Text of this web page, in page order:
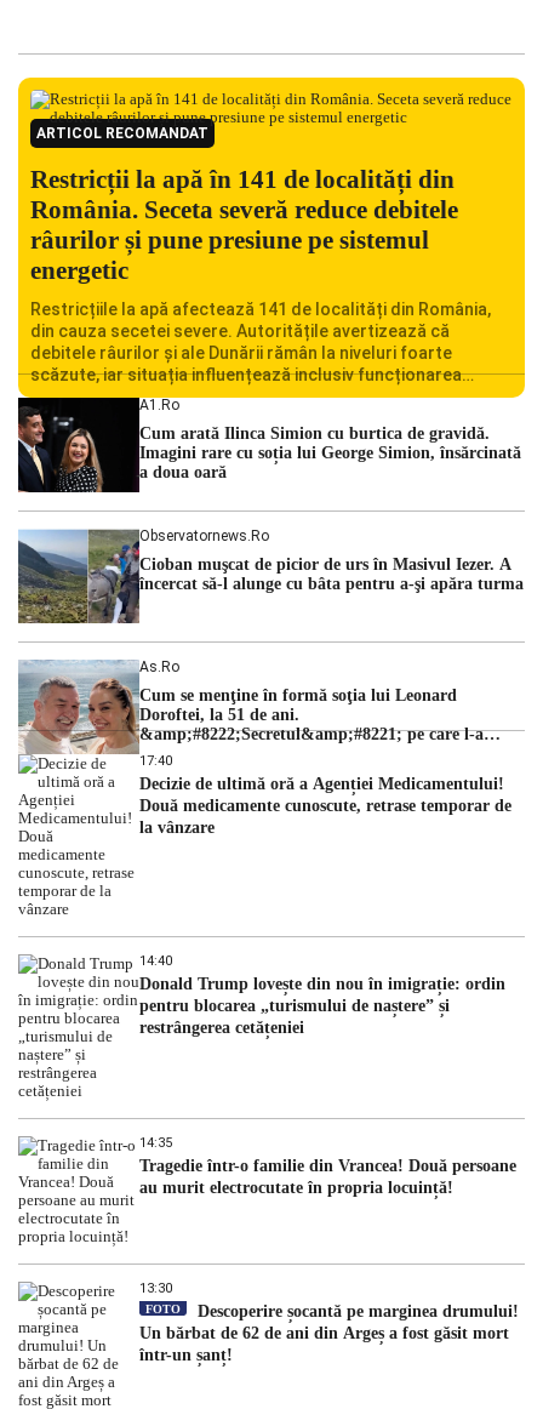
ARTICOL RECOMANDAT
Restricții la apă în 141 de localități din
România. Seceta severă reduce debitele
râurilor și pune presiune pe sistemul
energetic
Restricțiile la apă afectează 141 de localități din România,
din cauza secetei severe. Autoritățile avertizează că
debitele râurilor și ale Dunării rămân la niveluri foarte
scăzute, iar situația influențează inclusiv funcționarea
Centralei Nucleare de la Cernavodă. România se confruntă
cu una dintre cele mai dificile perioade din punct de vedere
hidrologic din ultimii ani. Lipsa […]
A1.ro
Cum arată Ilinca Simion cu burtica de gravidă.
Imagini rare cu soția lui George Simion, însărcinată
a doua oară
Observatornews.ro
Cioban muşcat de picior de urs în Masivul Iezer. A
încercat să-l alunge cu bâta pentru a-şi apăra turma
As.ro
Cum se menţine în formă soţia lui Leonard
Doroftei, la 51 de ani.
&amp;#8222;Secretul&amp;#8221; pe care l-a
dezvăluit
17:40
Decizie de ultimă oră a Agenției Medicamentului!
Două medicamente cunoscute, retrase temporar de
la vânzare
14:40
Donald Trump lovește din nou în imigrație: ordin
pentru blocarea „turismului de naștere” și
restrângerea cetățeniei
14:35
Tragedie într-o familie din Vrancea! Două persoane
au murit electrocutate în propria locuință!
13:30
FOTO
Descoperire șocantă pe marginea drumului!
Un bărbat de 62 de ani din Argeș a fost găsit mort
într-un șanț!